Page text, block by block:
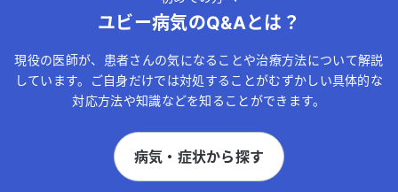
ユビー病気のQ&Aとは？
現役の医師が、患者さんの気になることや治療方法について解説
しています。ご自身だけでは対処することがむずかしい具体的な
対応方法や知識などを知ることができます。
病気・症状から探す